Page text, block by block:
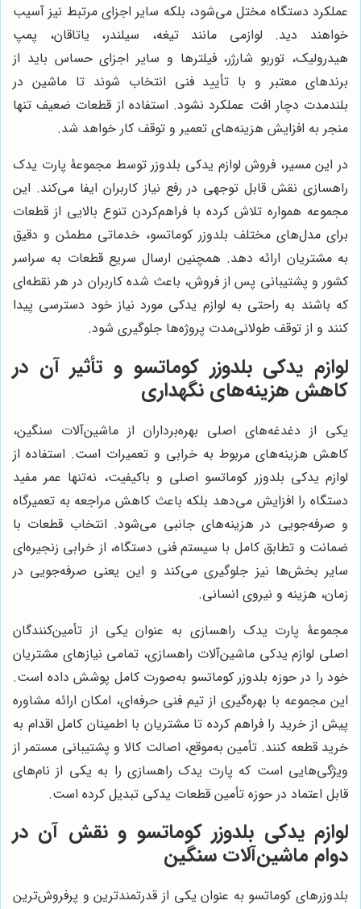
عملکرد دستگاه مختل می‌شود، بلکه سایر اجزای مرتبط نیز آسیب
خواهند دید. لوازمی مانند تیغه، سیلندر، یاتاقان، پمپ
هیدرولیک، توربو شارژر، فیلترها و سایر اجزای حساس باید از
برندهای معتبر و با تأیید فنی انتخاب شوند تا ماشین در
بلندمدت دچار افت عملکرد نشود. استفاده از قطعات ضعیف تنها
منجر به افزایش هزینه‌های تعمیر و توقف کار خواهد شد.
در این مسیر، فروش لوازم یدکی بلدوزر توسط مجموعۀ پارت یدک
راهسازی نقش قابل توجهی در رفع نیاز کاربران ایفا می‌کند. این
مجموعه همواره تلاش کرده با فراهم‌کردن تنوع بالایی از قطعات
برای مدل‌های مختلف بلدوزر کوماتسو، خدماتی مطمئن و دقیق
به مشتریان ارائه دهد. همچنین ارسال سریع قطعات به سراسر
کشور و پشتیبانی پس از فروش، باعث شده کاربران در هر نقطه‌ای
که باشند به راحتی به لوازم یدکی مورد نیاز خود دسترسی پیدا
کنند و از توقف طولانی‌مدت پروژه‌ها جلوگیری شود.
لوازم یدکی بلدوزر کوماتسو و تأثیر آن در
کاهش هزینه‌های نگهداری
یکی از دغدغه‌های اصلی بهره‌برداران از ماشین‌آلات سنگین،
کاهش هزینه‌های مربوط به خرابی و تعمیرات است. استفاده از
لوازم یدکی بلدوزر کوماتسو اصلی و باکیفیت، نه‌تنها عمر مفید
دستگاه را افزایش می‌دهد بلکه باعث کاهش مراجعه به تعمیرگاه
و صرفه‌جویی در هزینه‌های جانبی می‌شود. انتخاب قطعات با
ضمانت و تطابق کامل با سیستم فنی دستگاه، از خرابی زنجیره‌ای
سایر بخش‌ها نیز جلوگیری می‌کند و این یعنی صرفه‌جویی در
زمان، هزینه و نیروی انسانی.
مجموعۀ پارت یدک راهسازی به عنوان یکی از تأمین‌کنندگان
اصلی لوازم یدکی ماشین‌آلات راهسازی، تمامی نیازهای مشتریان
خود را در حوزه بلدوزر کوماتسو به‌صورت کامل پوشش داده است.
این مجموعه با بهره‌گیری از تیم فنی حرفه‌ای، امکان ارائه مشاوره
پیش از خرید را فراهم کرده تا مشتریان با اطمینان کامل اقدام به
خرید قطعه کنند. تأمین به‌موقع، اصالت کالا و پشتیبانی مستمر از
ویژگی‌هایی است که پارت یدک راهسازی را به یکی از نام‌های
قابل اعتماد در حوزه تأمین قطعات یدکی تبدیل کرده است.
لوازم یدکی بلدوزر کوماتسو و نقش آن در
دوام ماشین‌آلات سنگین
بلدوزرهای کوماتسو به عنوان یکی از قدرتمندترین و پرفروش‌ترین